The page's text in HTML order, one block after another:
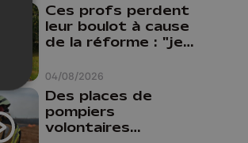
04/08/2026
Ces profs perdent
leur boulot à cause
de la réforme : "je
comme prof que
comme
pharmacienne"
Des places de
pompiers
volontaires